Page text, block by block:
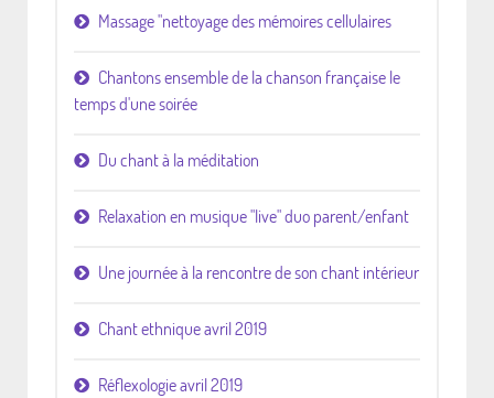
Massage "nettoyage des mémoires cellulaires
Chantons ensemble de la chanson française le
temps d'une soirée
Du chant à la méditation
Relaxation en musique "live" duo parent/enfant
Une journée à la rencontre de son chant intérieur
Chant ethnique avril 2019
Réflexologie avril 2019